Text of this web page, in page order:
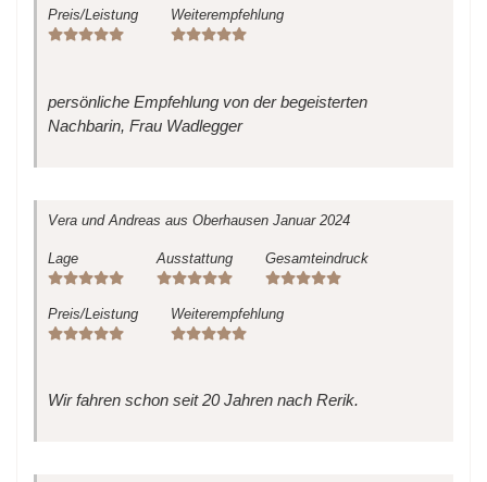
Preis/Leistung Weiterempfehlung
persönliche Empfehlung von der begeisterten
Nachbarin, Frau Wadlegger
Vera und Andreas aus Oberhausen Januar 2024
Lage Ausstattung Gesamteindruck
Preis/Leistung Weiterempfehlung
Wir fahren schon seit 20 Jahren nach Rerik.